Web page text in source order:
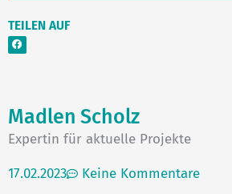
TEILEN AUF
Madlen Scholz
Expertin für aktuelle Projekte
17.02.2023 Keine Kommentare